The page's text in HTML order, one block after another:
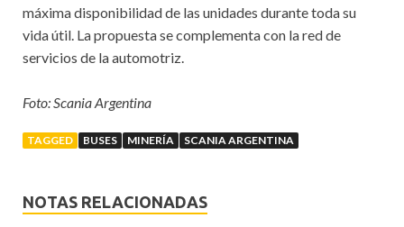
máxima disponibilidad de las unidades durante toda su
vida útil. La propuesta se complementa con la red de
servicios de la automotriz.
Foto: Scania Argentina
TAGGED BUSES MINERÍA SCANIA ARGENTINA
NOTAS RELACIONADAS